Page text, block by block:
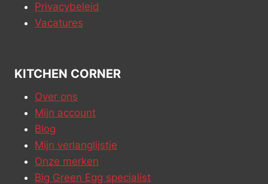
Privacybeleid
Vacatures
KITCHEN CORNER
Over ons
Mijn account
Blog
Mijn verlanglijstje
Onze merken
Big Green Egg specialist